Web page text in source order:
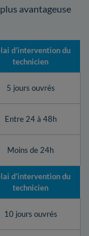
avantageuse
d’intervention du
technicien
5 jours ouvrés
Entre 24 à 48h
Moins de 24h
d’intervention du
technicien
10 jours ouvrés